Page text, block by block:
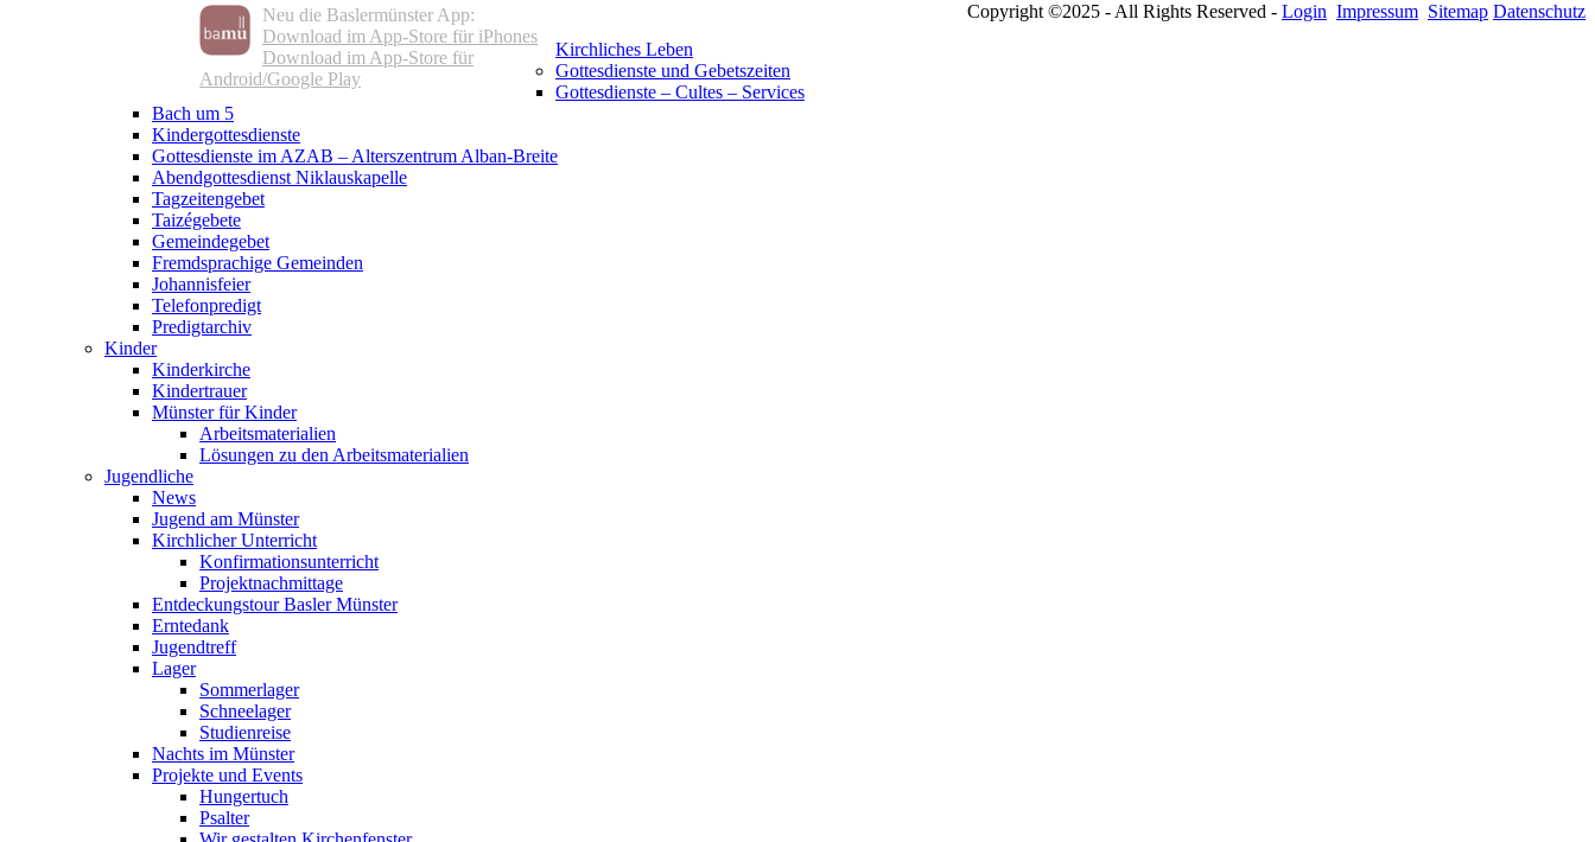
Neu die Baslermünster App:
Download im App-Store für iPhones
Download im App-Store für
Android/Google Play
Copyright ©2025 - All Rights Reserved - Login Impressum Sitemap Datenschutz
Kirchliches Leben
Gottesdienste und Gebetszeiten
Gottesdienste – Cultes – Services
Bach um 5
Kindergottesdienste
Gottesdienste im AZAB – Alterszentrum Alban-Breite
Abendgottesdienst Niklauskapelle
Tagzeitengebet
Taizégebete
Gemeindegebet
Fremdsprachige Gemeinden
Johannisfeier
Telefonpredigt
Predigtarchiv
Kinder
Kinderkirche
Kindertrauer
Münster für Kinder
Arbeitsmaterialien
Lösungen zu den Arbeitsmaterialien
Jugendliche
News
Jugend am Münster
Kirchlicher Unterricht
Konfirmationsunterricht
Projektnachmittage
Entdeckungstour Basler Münster
Erntedank
Jugendtreff
Lager
Sommerlager
Schneelager
Studienreise
Nachts im Münster
Projekte und Events
Hungertuch
Psalter